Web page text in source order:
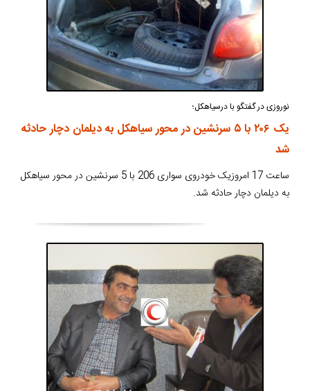
نوروزی در گفتگو با درسیاهکل؛
یک ۲۰۶ با ۵ سرنشین در محور سیاهکل به دیلمان دچار حادثه
شد
ساعت 17 امروزیک خودروی سواری 206 با 5 سرنشین در محور سیاهکل
به دیلمان دچار حادثه شد.